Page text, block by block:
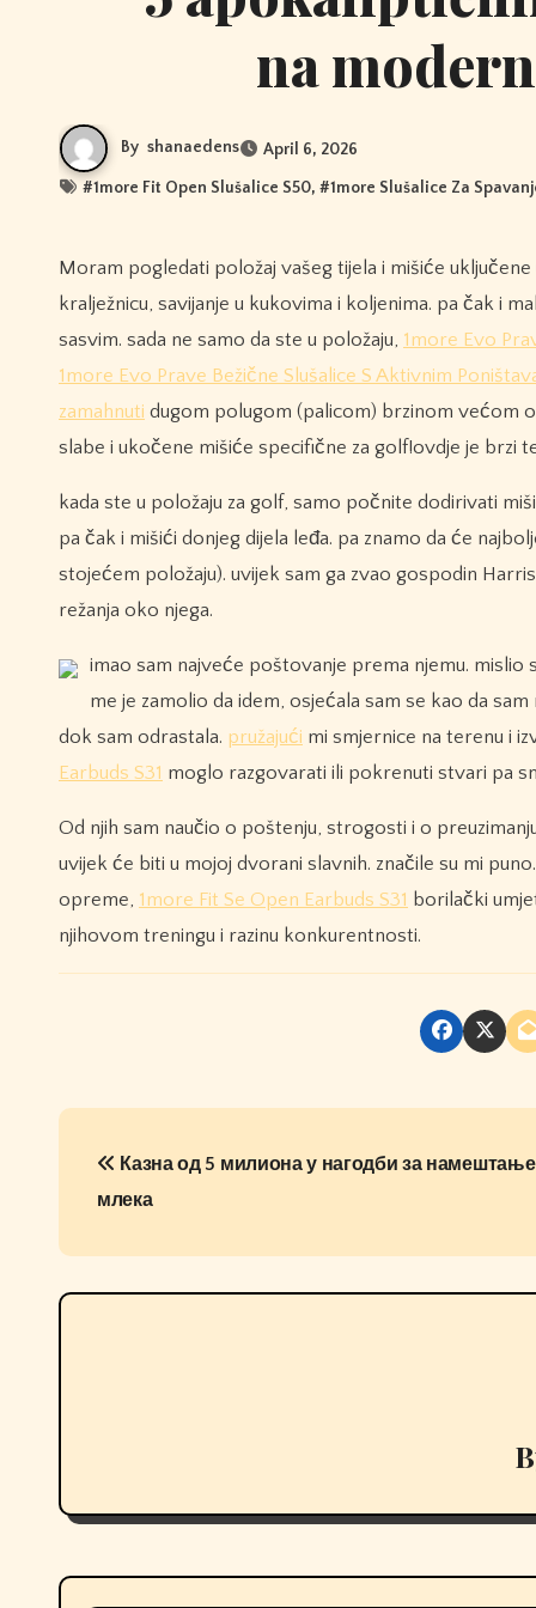
na
By shanaedens April 6, 2026
#1more Fit Open Slušalice S50, #1more Slušalice Za
Moram pogledati položaj vašeg tijela i mišiće uključene u održavanje tog položaja. što je to? znamo na adresi da imate nagnutu
kralježnicu, savijanje u kukovima i koljenima. pa čak i
sasvim. sada ne samo da ste u položaju, 1more Evo
1more Evo Prave Bežične Slušalice S Aktivnim
zamahnuti dugom polugom (palicom) brzinom većom
slabe i ukočene mišiće specifične za golf!ovdje je brzi
kada ste u položaju za golf, samo počnite dodirivati
pa čak i mišići donjeg dijela leđa. pa znamo da će
stojećem položaju). uvijek sam ga zvao gospodin
režanja oko njega.
imao sam najveće poštovanje prema njemu. mislio
me je zamolio da idem, osjećala sam se kao da
dok sam odrastala. pružajući mi smjernice na terenu i
Earbuds S31 moglo razgovarati ili pokrenuti stvari pa
Od njih sam naučio o poštenju, strogosti i o
uvijek će biti u mojoj dvorani slavnih. značile su mi
opreme, 1more Fit Se Open Earbuds S31 borilački
njihovom treningu i razinu konkurentnosti.
P
t
g
a
Казна од 5 милиона у нагодби за
млека